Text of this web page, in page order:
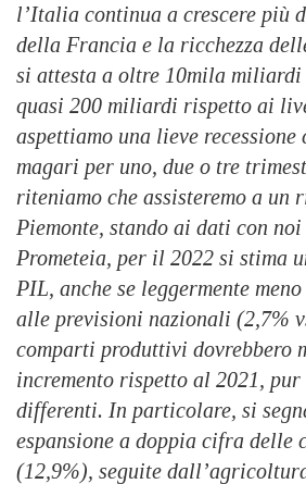
l’Italia continua a crescere più
della Francia e la ricchezza
si attesta a oltre 10mila miliardi
quasi 200 miliardi rispetto ai
aspettiamo una lieve recessione
magari per uno, due o tre
riteniamo che assisteremo a un
Piemonte, stando ai dati con
Prometeia, per il 2022 si stima
PIL, anche se leggermente
alle previsioni nazionali (2,7%
comparti produttivi dovrebbero
incremento rispetto al 2021,
differenti. In particolare, si
espansione a doppia cifra delle
(12,9%), seguite